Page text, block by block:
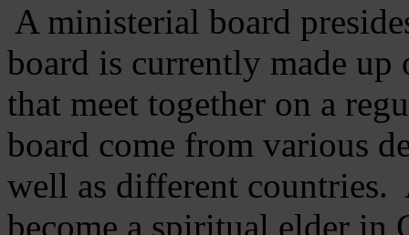
A ministerial board
board is currently made
that meet together on a
board come from various
well as different countries.
become a spiritual elder in